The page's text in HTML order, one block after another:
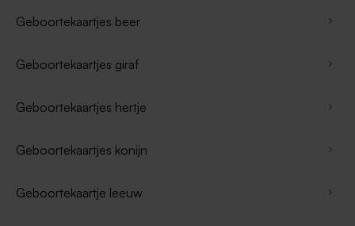
Geboortekaartjes beer
Geboortekaartjes giraf
Geboortekaartjes hertje
Geboortekaartjes konijn
Geboortekaartje leeuw